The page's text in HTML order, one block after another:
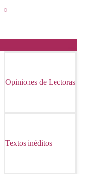
Opiniones de Lectoras
Textos inéditos